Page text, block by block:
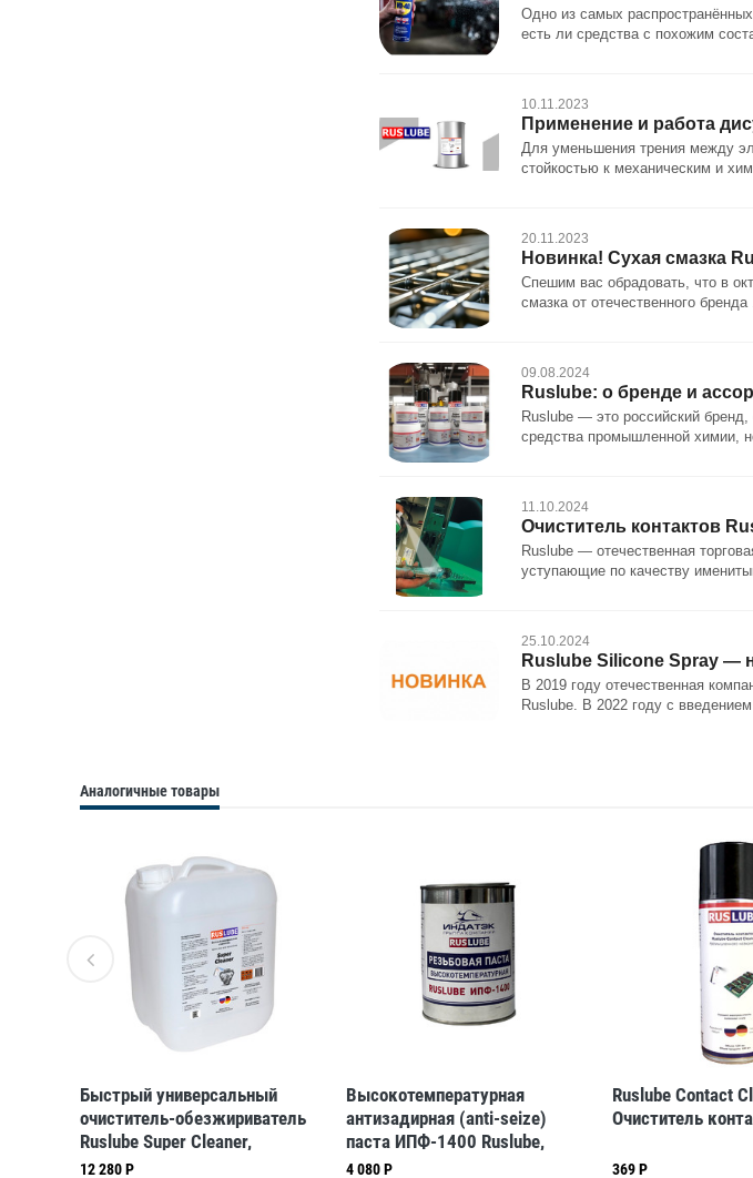
Одно из самых
есть ли средства с похожим
10.11.2023
Применение и работа
Для уменьшения трения между
стойкостью к механическим и
20.11.2023
Новинка! Сухая смазка
Спешим вас обрадовать, что в
смазка от отечественного бренда
09.08.2024
Ruslube: о бренде и
Ruslube — это российский
средства промышленной химии,
11.10.2024
Очиститель контактов
Ruslube — отечественная
уступающие по качеству
25.10.2024
Ruslube Silicone Spray —
В 2019 году отечественная
Ruslube. В 2022 году с
Аналогичные товары
Быстрый универсальный
очиститель-обезжириватель
Ruslube Super Cleaner,
канистра 21.5 л.
12 280 Р
Высокотемпературная
антизадирная (anti-seize)
паста ИПФ-1400 Ruslube,
уп/500 гр.
4 080 Р
Ruslube Contact
Очиститель
369 Р